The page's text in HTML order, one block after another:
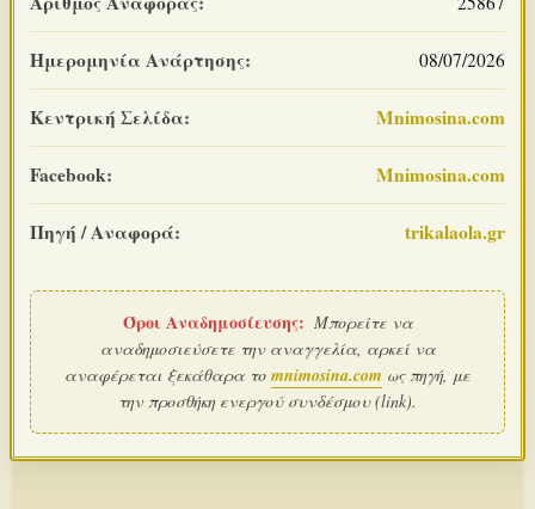
Ημερομηνία Ανάρτησης: 08/07/2026
Κεντρική Σελίδα: Mnimosina.com
Facebook: Mnimosina.com
Πηγή / Αναφορά: trikalaola.gr
Όροι Αναδημοσίευσης: Μπορείτε να
αναδημοσιεύσετε την αναγγελία, αρκεί να
αναφέρεται ξεκάθαρα το mnimosina.com ως πηγή, με
την προσθήκη ενεργού συνδέσμου (link).